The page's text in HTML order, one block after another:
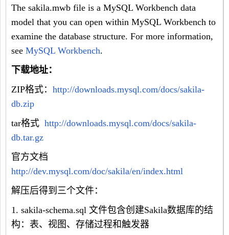
The sakila.mwb file is a MySQL Workbench data
model that you can open within MySQL Workbench to
examine the database structure. For more information,
see MySQL Workbench.
下载地址：
ZIP格式： http://downloads.mysql.com/docs/sakila-
db.zip
tar格式 http://downloads.mysql.com/docs/sakila-
db.tar.gz
官方文档
http://dev.mysql.com/doc/sakila/en/index.html
解压后得到三个文件：
1. sakila-schema.sql 文件包含创建Sakila数据库的结
构：表、视图、存储过程和触发器